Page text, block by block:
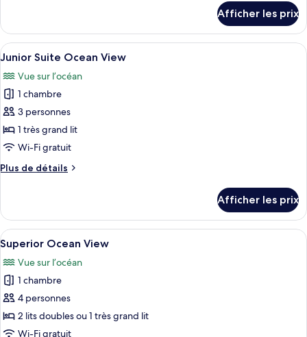
Ocean
Front
Ocean
Front
Afficher les prix
Afficher
toutes
les
photos
pour
ce
type
chambre :
Ocean
View
Une chambre d’hôtel avec un grand
5
Junior Suite Ocean View
Vue sur l’océan
1 chambre
3 personnes
1 très grand lit
Wi-Fi gratuit
Plus de détails
Plus
Junior
Suite
Ocean
View
Afficher les prix
Afficher
toutes
les
photos
pour
ce
type
Une chambre d’hôtel avec un lit, un
5
Superior Ocean View
Vue sur l’océan
1 chambre
4 personnes
2 lits doubles ou 1 très grand lit
Wi-Fi gratuit